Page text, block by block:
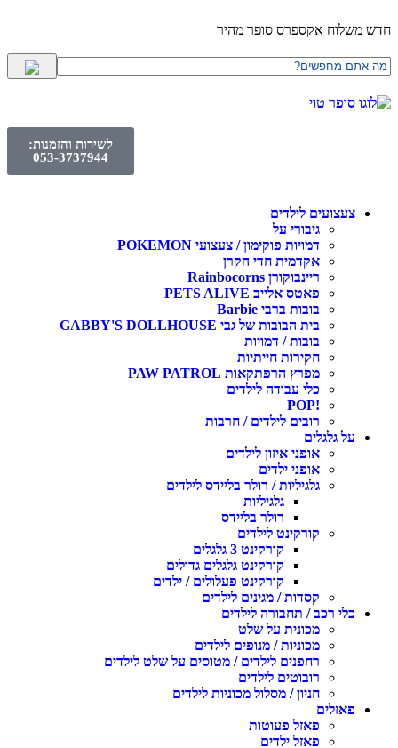
חדש משלוח אקספרס סופר מהיר
לשירות והזמנות:
053-3737944
צעצועים לילדים
גיבורי על
דמויות פוקימון / צעצועי POKEMON
אקדמית חדי הקרן
ריינבוקורן Rainbocorns
פאטס אלייב PETS ALIVE
בובות ברבי Barbie
בית הבובות של גבי GABBY'S DOLLHOUSE
בובות / דמויות
חקירות חייתיות
מפרץ הרפתקאות PAW PATROL
כלי עבודה לילדים
!POP
רובים לילדים / חרבות
על גלגלים
אופני איזון לילדים
אופני ילדים
גלגיליות / רולר בליידס לילדים
גלגיליות
רולר בליידס
קורקינט לילדים
קורקינט 3 גלגלים
קורקינט גלגלים גדולים
קורקינט פעלולים / ילדים
קסדות / מגינים לילדים
כלי רכב / תחבורה לילדים
מכונית על שלט
מכוניות / מנופים לילדים
רחפנים לילדים / מטוסים על שלט לילדים
רובוטים לילדים
חניון / מסלול מכוניות לילדים
פאזלים
פאזל פעוטות
פאזל ילדים